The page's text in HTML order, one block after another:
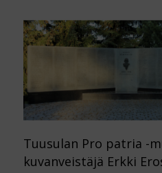
Tuusulan Pro patria -
kuvanveistäjä Erkki